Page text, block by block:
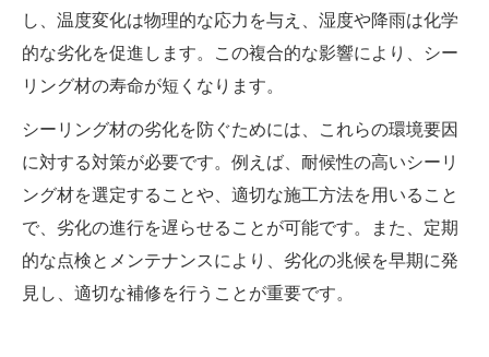
し、温度変化は物理的な応力を与え、湿度や降雨は化学
的な劣化を促進します。この複合的な影響により、シー
リング材の寿命が短くなります。
シーリング材の劣化を防ぐためには、これらの環境要因
に対する対策が必要です。例えば、耐候性の高いシーリ
ング材を選定することや、適切な施工方法を用いること
で、劣化の進行を遅らせることが可能です。また、定期
的な点検とメンテナンスにより、劣化の兆候を早期に発
見し、適切な補修を行うことが重要です。